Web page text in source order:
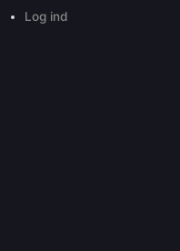
Log ind